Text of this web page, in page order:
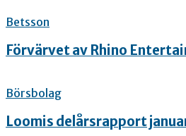
Betsson
Förvärvet av Rhino
Börsbolag
Loomis delårsrapport